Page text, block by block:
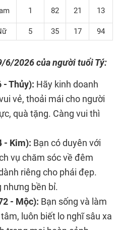
1 82 21 13
5 35 17 94
6/2026 của người tuổi Tý:
- Thủy): Hãy kinh doanh
vẻ, thoải mái cho người
quà tặng. Càng vui thì
- Kim): Bạn có duyên với
vụ chăm sóc về đêm
riêng cho phái đẹp.
nhưng bền bỉ.
- Mộc): Bạn sống và làm
luôn biết lo nghĩ sâu xa